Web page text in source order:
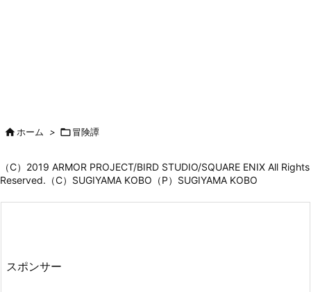
ホーム > 冒険譚
（C）2019 ARMOR PROJECT/BIRD STUDIO/SQUARE ENIX All Rights
Reserved.（C）SUGIYAMA KOBO（P）SUGIYAMA KOBO
スポンサー